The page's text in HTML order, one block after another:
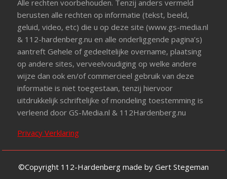
Alle rechten voorbehouden. Tenzij anders vermeld
berusten alle rechten op informatie (tekst, beeld,
geluid, video, etc) die u op deze site (www.gs-media.nl
& 112-hardenberg.nu en alle onderliggende pagina’s)
aantreft Gehele of gedeeltelijke overname, plaatsing
op andere sites, verveelvoudiging op welke andere
wijze dan ook en/of commercieel gebruik van deze
informatie is niet toegestaan, tenzij hiervoor
uitdrukkelijk schriftelijke of mondeling toestemming is
verleend door GS-Media.nl & 112Hardenberg.nu
Privacy Verklaring
©Copyright 112-Hardenberg made by Gert Stegeman